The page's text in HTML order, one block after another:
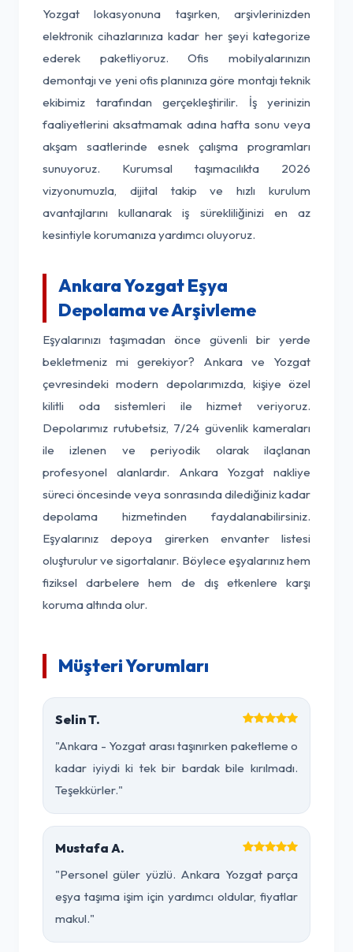
Yozgat lokasyonuna taşırken, arşivlerinizden
elektronik cihazlarınıza kadar her şeyi kategorize
ederek paketliyoruz. Ofis mobilyalarınızın
demontajı ve yeni ofis planınıza göre montajı teknik
ekibimiz tarafından gerçekleştirilir. İş yerinizin
faaliyetlerini aksatmamak adına hafta sonu veya
akşam saatlerinde esnek çalışma programları
sunuyoruz. Kurumsal taşımacılıkta 2026
vizyonumuzla, dijital takip ve hızlı kurulum
avantajlarını kullanarak iş sürekliliğinizi en az
kesintiyle korumanıza yardımcı oluyoruz.
Ankara Yozgat Eşya
Depolama ve Arşivleme
Eşyalarınızı taşımadan önce güvenli bir yerde
bekletmeniz mi gerekiyor? Ankara ve Yozgat
çevresindeki modern depolarımızda, kişiye özel
kilitli oda sistemleri ile hizmet veriyoruz.
Depolarımız rutubetsiz, 7/24 güvenlik kameraları
ile izlenen ve periyodik olarak ilaçlanan
profesyonel alanlardır. Ankara Yozgat nakliye
süreci öncesinde veya sonrasında dilediğiniz kadar
depolama hizmetinden faydalanabilirsiniz.
Eşyalarınız depoya girerken envanter listesi
oluşturulur ve sigortalanır. Böylece eşyalarınız hem
fiziksel darbelere hem de dış etkenlere karşı
koruma altında olur.
Müşteri Yorumları
Selin T.
"Ankara - Yozgat arası taşınırken paketleme o
kadar iyiydi ki tek bir bardak bile kırılmadı.
Teşekkürler."
Mustafa A.
"Personel güler yüzlü. Ankara Yozgat parça
eşya taşıma işim için yardımcı oldular, fiyatlar
makul."